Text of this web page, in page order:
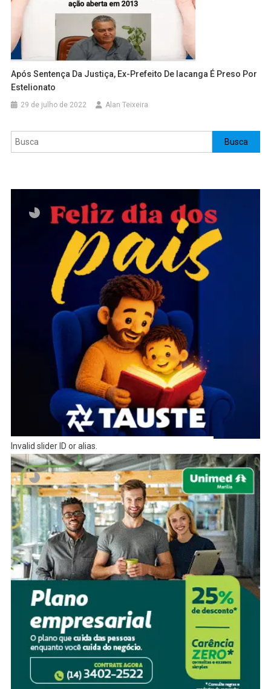
Após Sentença Da Justiça, Ex-Prefeito De Iacanga É Preso Por
Estelionato
29 de julho de 2022 Alan Teixeira
Pesquisar Busca
Invalid slider ID or alias.